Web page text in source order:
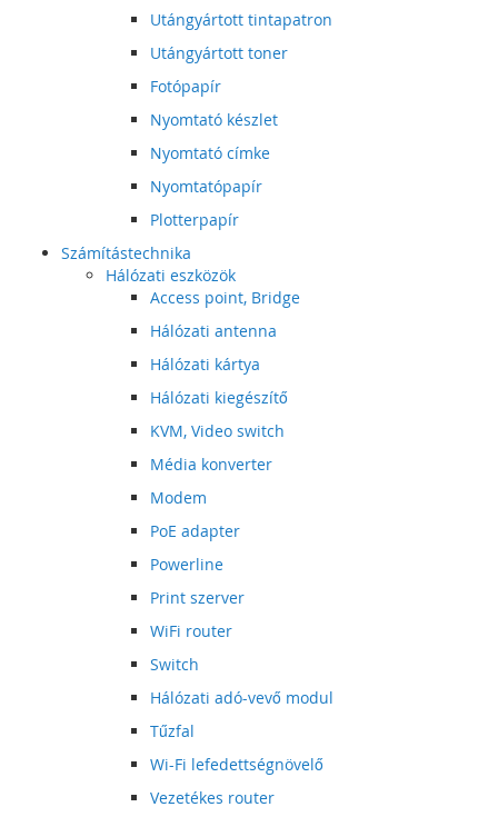
Utángyártott tintapatron
Utángyártott toner
Fotópapír
Nyomtató készlet
Nyomtató címke
Nyomtatópapír
Plotterpapír
Számítástechnika
Hálózati eszközök
Access point, Bridge
Hálózati antenna
Hálózati kártya
Hálózati kiegészítő
KVM, Video switch
Média konverter
Modem
PoE adapter
Powerline
Print szerver
WiFi router
Switch
Hálózati adó-vevő modul
Tűzfal
Wi-Fi lefedettségnövelő
Vezetékes router